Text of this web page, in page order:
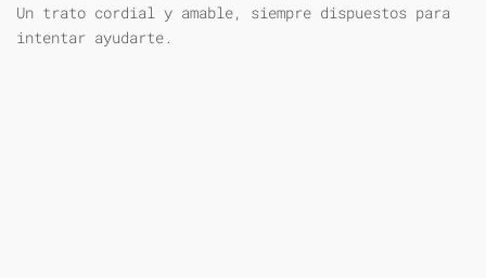
Un trato cordial y amable, siempre dispuestos para
intentar ayudarte.